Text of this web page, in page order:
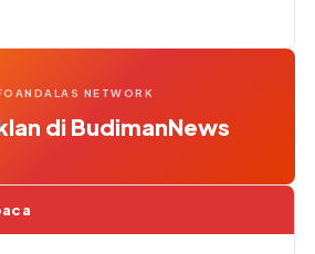
NETWORK
di BudimanNews